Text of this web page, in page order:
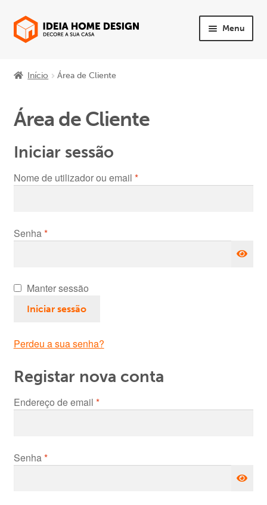
Ir
para
navegação
Saltar
para
Menu
Sala
Sofás
Mesas e Cadeiras
Início Área de Cliente
Área de Cliente
Iniciar sessão
Nome de utilizador ou email *Obrigatório
Senha*Obrigatório
Manter sessão
Iniciar sessão
Perdeu a sua senha?
Registar nova conta
Endereço de email *Obrigatório
Senha*Obrigatório